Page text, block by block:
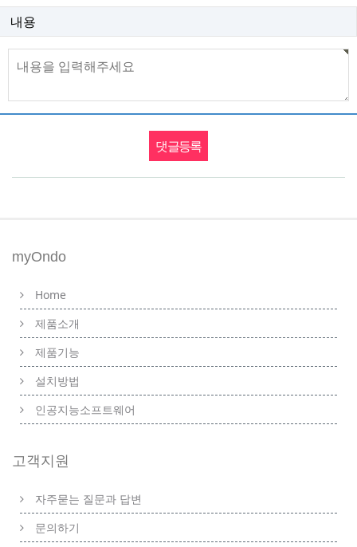
내용
myOndo
Home
제품소개
제품기능
설치방법
인공지능소프트웨어
고객지원
자주묻는 질문과 답변
문의하기